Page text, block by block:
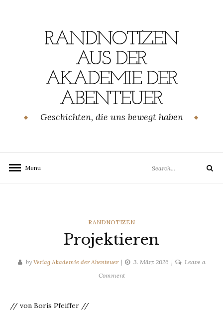
RANDNOTIZEN
AUS DER
AKADEMIE DER
ABENTEUER
Geschichten, die uns bewegt haben
Menu
for:
Search
CATEGORIES
RANDNOTIZEN
Projektieren
by Verlag Akademie der Abenteuer 3. März 2026
Leave a
Commenton
// von Boris Pfeiffer //